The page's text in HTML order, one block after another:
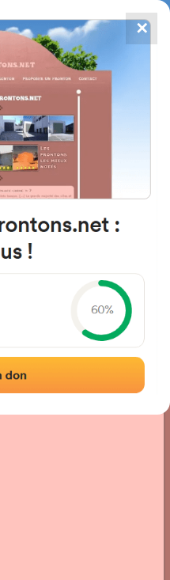
FRONTON
FRONTON
Burgos Spain
Commentaires et avis
✕